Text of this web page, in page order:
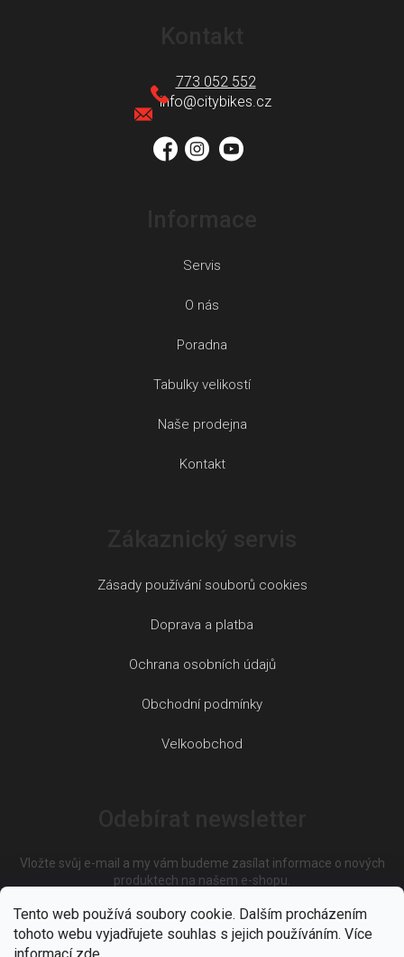
Tento web používá soubory cookie. Dalším procházením
tohoto webu vyjadřujete souhlas s jejich používáním. Více
info@citybikes.cz
773 052 552
Servis
O nás
Poradna
Tabulky velikostí
Naše prodejna
Kontakt
Zásady používání souborů cookies
Doprava a platba
Ochrana osobních údajů
Obchodní podmínky
Velkoobchod
Vložte svůj e-mail a my vám budeme zasílat informace o nových
produktech na našem e-shopu.
E-mail